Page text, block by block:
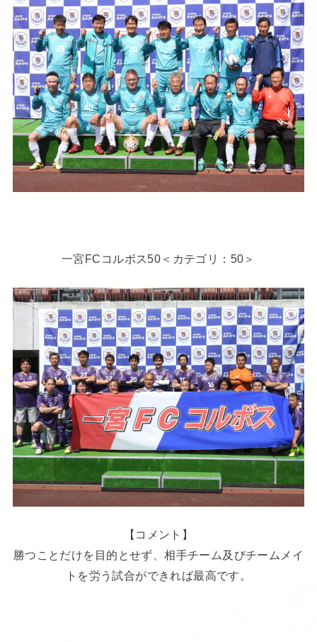
一宮FCコルボス50＜カテゴリ：50＞
【コメント】
勝つことだけを目的とせず、相手チーム及びチームメイ
トを労う試合ができれば最高です。